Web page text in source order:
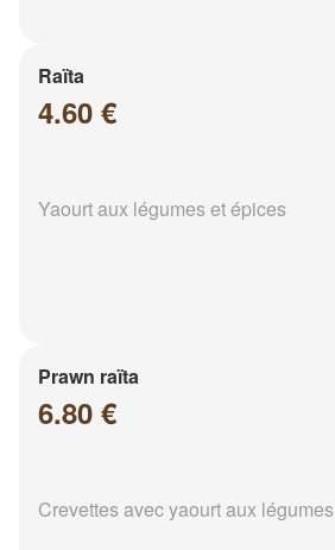
Raïta
4.60 €
Yaourt aux légumes et épices
Prawn raïta
6.80 €
Crevettes avec yaourt aux légumes